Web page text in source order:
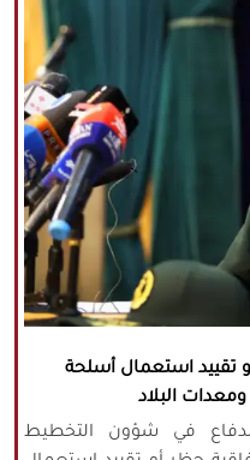
تقييد استعمال أسلحة
البلاد
في شؤون التخطيط